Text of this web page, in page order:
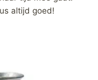
altijd goed!